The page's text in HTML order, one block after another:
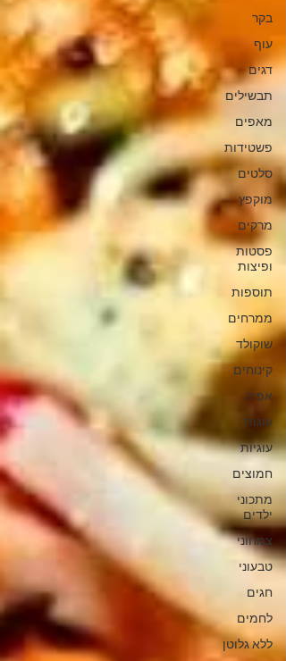
בקר
עוף
דגים
תבשילים
מאפים
פשטידות
סלטים
מוקפץ
מרקים
פסטות
ופיצות
תוספות
ממרחים
שוקולד
קינוחים
אפיה
עוגות
עוגיות
חמוצים
מתכוני
ילדים
צמחוני
טבעוני
חגים
לחמים
ללא גלוטן